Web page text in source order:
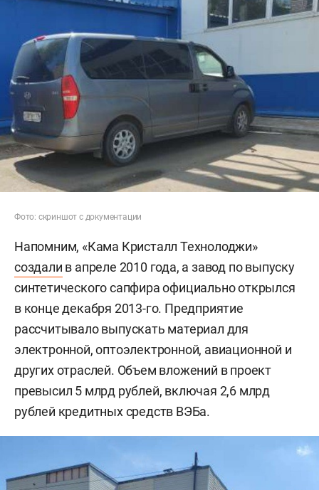
Фото: скриншот с документации
Напомним, «Кама Кристалл Технолоджи»
создали в апреле 2010 года, а завод по выпуску
синтетического сапфира официально открылся
в конце декабря 2013-го. Предприятие
рассчитывало выпускать материал для
электронной, оптоэлектронной, авиационной и
других отраслей. Объем вложений в проект
превысил 5 млрд рублей, включая 2,6 млрд
рублей кредитных средств ВЭБа.